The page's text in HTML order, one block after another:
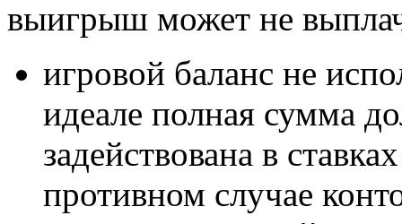
выигрыш может не
игровой баланс не
идеале полная сумма
задействована в
противном случае